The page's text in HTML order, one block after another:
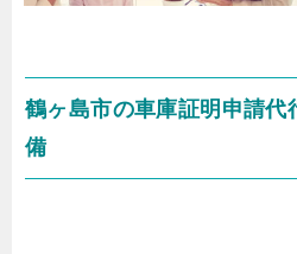
鶴ヶ島市の車庫証明申請代
備